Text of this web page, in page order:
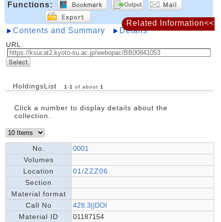
Functions:
Contents and Summary Details
URL:
HoldingsList 1 -1 of about 1
Click a number to display details about the
collection.
No.
0001
Volumes
Location
01/ZZZ06
Section
Material format
Call No
428.3||DOI
Material ID
01187154
Related Information<<